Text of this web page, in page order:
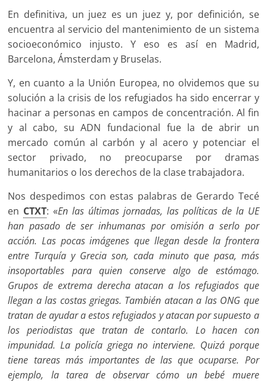
En definitiva, un juez es un juez y, por definición, se
encuentra al servicio del mantenimiento de un sistema
socioeconómico injusto. Y eso es así en Madrid,
Barcelona, Ámsterdam y Bruselas.
Y, en cuanto a la Unión Europea, no olvidemos que su
solución a la crisis de los refugiados ha sido encerrar y
hacinar a personas en campos de concentración. Al fin
y al cabo, su ADN fundacional fue la de abrir un
mercado común al carbón y al acero y potenciar el
sector privado, no preocuparse por dramas
humanitarios o los derechos de la clase trabajadora.
Nos despedimos con estas palabras de Gerardo Tecé
en CTXT: «En las últimas jornadas, las políticas de la UE
han pasado de ser inhumanas por omisión a serlo por
acción. Las pocas imágenes que llegan desde la frontera
entre Turquía y Grecia son, cada minuto que pasa, más
insoportables para quien conserve algo de estómago.
Grupos de extrema derecha atacan a los refugiados que
llegan a las costas griegas. También atacan a las ONG que
tratan de ayudar a estos refugiados y atacan por supuesto a
los periodistas que tratan de contarlo. Lo hacen con
impunidad. La policía griega no interviene. Quizá porque
tiene tareas más importantes de las que ocuparse. Por
ejemplo, la tarea de observar cómo un bebé muere